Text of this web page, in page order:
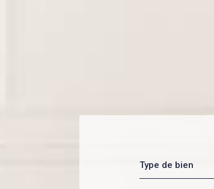
Type de bien